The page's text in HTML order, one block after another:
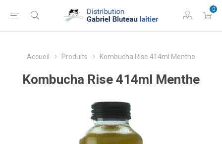
0
Accueil Produits Kombucha Rise 414ml Menthe
Kombucha Rise 414ml Menthe